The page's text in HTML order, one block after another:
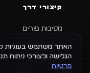
קיצורי דרך
מסיבות פורים
מסיבות עצמאות
מסיבות סילבסטר 2026
האתר משתמש בעוגיות
הגלישה ולצורכי ניתוח
פרטיות